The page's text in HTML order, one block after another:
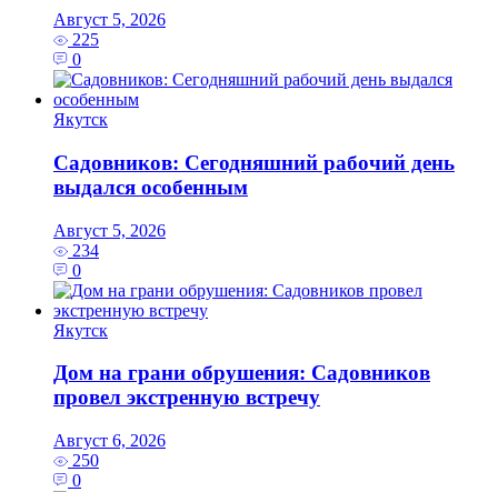
Август 5, 2026
225
0
Якутск
Садовников: Сегодняшний рабочий день
выдался особенным
Август 5, 2026
234
0
Якутск
Дом на грани обрушения: Садовников
провел экстренную встречу
Август 6, 2026
250
0